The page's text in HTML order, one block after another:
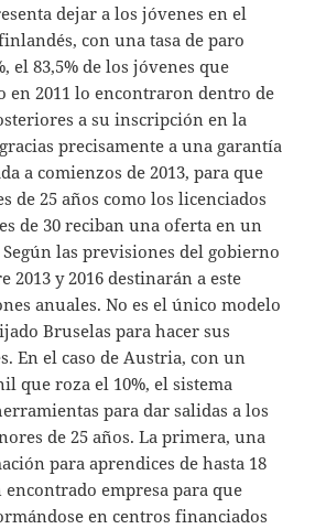
dejar a los jóvenes en el
con una tasa de paro
el 83,5% de los jóvenes que
en 2011 lo encontraron dentro de
a su inscripción en la
precisamente a una garantía
a comienzos de 2013, para que
de 25 años como los licenciados
de 30 reciban una oferta en un
Según las previsiones del gobierno
2013 y 2016 destinarán a este
anuales. No es el único modelo
Bruselas para hacer sus
En el caso de Austria, con un
que roza el 10%, el sistema
para dar salidas a los
de 25 años. La primera, una
para aprendices de hasta 18
empresa para que
en centros financiados